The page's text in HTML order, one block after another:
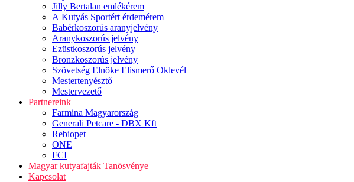
Jilly Bertalan emlékérem
A Kutyás Sportért érdemérem
Babérkoszorús aranyjelvény
Aranykoszorús jelvény
Ezüstkoszorús jelvény
Bronzkoszorús jelvény
Szövetség Elnöke Elismerő Oklevél
Mestertenyésztő
Mestervezető
Partnereink
Farmina Magyarország
Generali Petcare - DBX Kft
Rebiopet
ONE
FCI
Magyar kutyafajták Tanösvénye
Kapcsolat